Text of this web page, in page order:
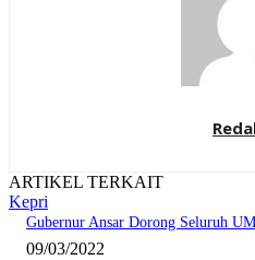
ARTIKEL TERKAIT
Kepri
Gubernur Ansar Dorong Seluruh
09/03/2022